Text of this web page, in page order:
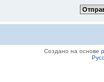
Создано на основе